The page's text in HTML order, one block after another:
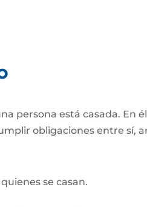
persona está casada. En
obligaciones entre sí,
se casan.